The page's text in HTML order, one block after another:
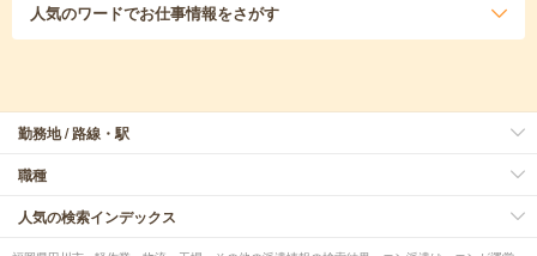
人気のワードでお仕事情報をさがす
勤務地 / 路線・駅
職種
人気の検索インデックス